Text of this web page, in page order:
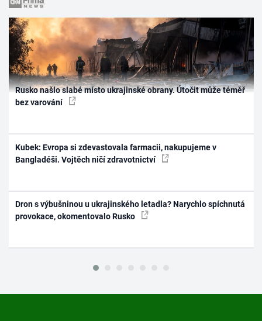
Rusko našlo slabé místo ukrajinské obrany. Útočit může téměř
bez varování
Kubek: Evropa si zdevastovala farmacii, nakupujeme v
Bangladéši. Vojtěch ničí zdravotnictví
Dron s výbušninou u ukrajinského letadla? Narychlo spíchnutá
provokace, okomentovalo Rusko